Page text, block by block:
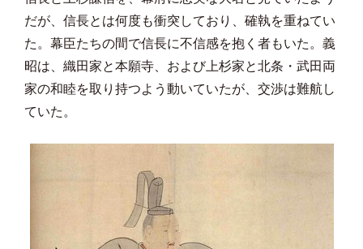
だが、信長とは何度も衝突しており、確執を重ねてい
た。幕臣たちの間で信長に不信感を抱く者もいた。義
昭は、織田家と本願寺、および上杉家と北条・武田両
家の和睦を取り持つよう動いていたが、交渉は難航し
ていた。